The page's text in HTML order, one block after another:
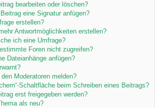
bearbeiten oder löschen?
eine Signatur anfügen?
erstellen?
Antwortmöglichkeiten erstellen?
ich eine Umfrage?
Foren nicht zugreifen?
Dateianhänge anfügen?
Moderatoren melden?
Schaltfläche beim Schreiben eines Beitrags?
erst freigegeben werden?
als neu?